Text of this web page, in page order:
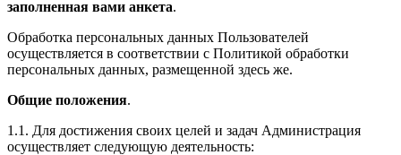
заполненная вами анкета.
Обработка персональных данных Пользователей
осуществляется в соответствии с Политикой обработки
персональных данных, размещенной здесь же.
Общие положения.
1.1. Для достижения своих целей и задач Администрация
осуществляет следующую деятельность: